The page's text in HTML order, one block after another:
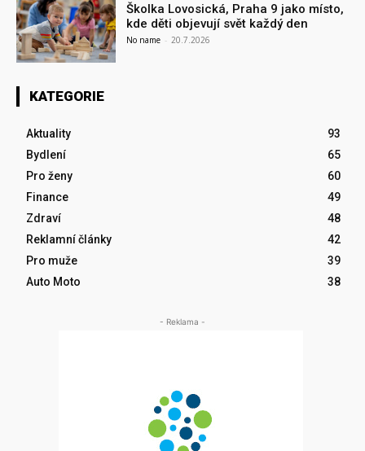
Školka Lovosická, Praha 9 jako místo,
kde děti objevují svět každý den
No name - 20.7.2026
KATEGORIE
Aktuality
93
Bydlení
65
Pro ženy
60
Finance
49
Zdraví
48
Reklamní články
42
Pro muže
39
Auto Moto
38
- Reklama -